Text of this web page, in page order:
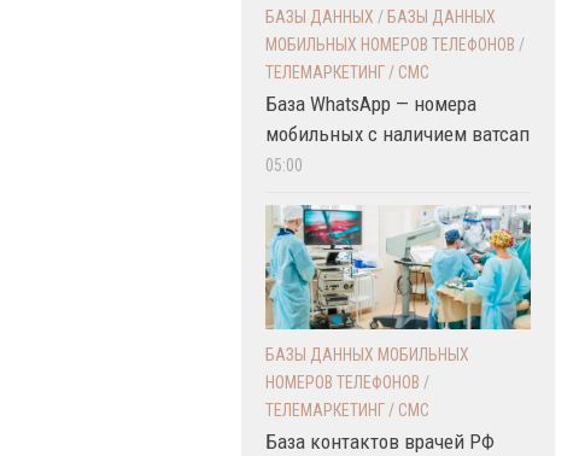
БАЗЫ ДАННЫХ / БАЗЫ ДАННЫХ
МОБИЛЬНЫХ НОМЕРОВ ТЕЛЕФОНОВ /
ТЕЛЕМАРКЕТИНГ / СМС
База WhatsApp — номера
мобильных с наличием ватсап
05:00
БАЗЫ ДАННЫХ МОБИЛЬНЫХ
НОМЕРОВ ТЕЛЕФОНОВ /
ТЕЛЕМАРКЕТИНГ / СМС
База контактов врачей РФ